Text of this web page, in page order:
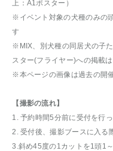
上：A1ポスター）
※イベント対象の犬種のみの
す
※MIX、別犬種の同居犬の子
スター(フライヤー)への掲載
※本ページの画像は過去の開
【撮影の流れ】
1. 予約時間5分前に受付を行
2. 受付後、撮影ブースに入る
3.斜め45度の1カットを1頭1